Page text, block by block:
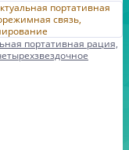
портативная рация,